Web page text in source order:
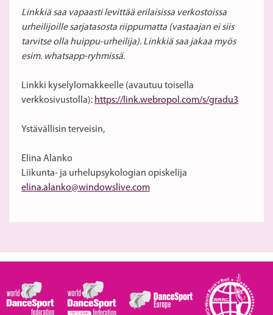
Linkkiä saa vapaasti levittää erilaisissa verkostoissa
urheilijoille sarjatasosta riippumatta (vastaajan ei siis
tarvitse olla huippu-urheilija). Linkkiä saa jakaa myös
esim. whatsapp-ryhmissä.
Linkki kyselylomakkeelle (avautuu toisella
verkkosivustolla): https://link.webropol.com/s/gradu3
Ystävällisin terveisin,
Elina Alanko
Liikunta- ja urhelupsykologian opiskelija
elina.alanko@windowslive.com